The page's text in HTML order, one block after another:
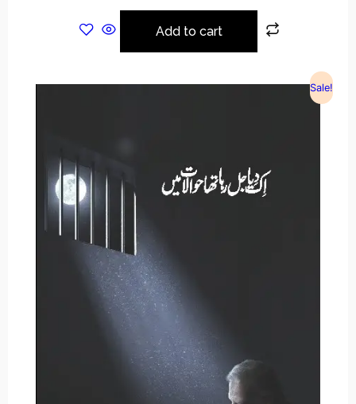
Add to cart
Sale!